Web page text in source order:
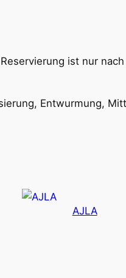
ist nur
Entwurmung,
AJLA